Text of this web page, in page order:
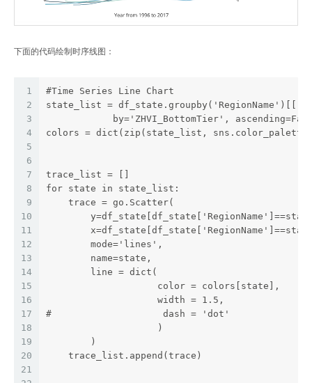
下面的代码绘制时序线图：
1
2
3
4
5
6
7
8
9
10
11
12
13
14
15
16
17
18
19
20
21
#Time Series Line Chart
state_list =
by='ZHVI_BottomTier',
colors = dict(zip(state_list,
trace_list = []
for state in state_list:
    trace = go.Scatter(
        mode='lines',
        name=state,
        line = dict(
                    color = colors[state],
                    width = 1.5,
#                    dash = 'dot'
                    )
        )
    trace_list.append(trace)